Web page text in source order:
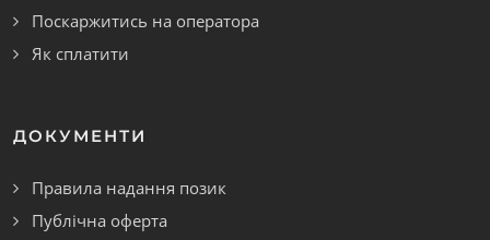
Поскаржитись на оператора
Як сплатити
ДОКУМЕНТИ
Правила надання позик
Публічна оферта